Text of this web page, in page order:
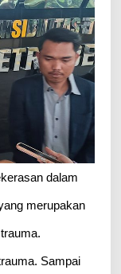
dalam
merupakan
Sampai